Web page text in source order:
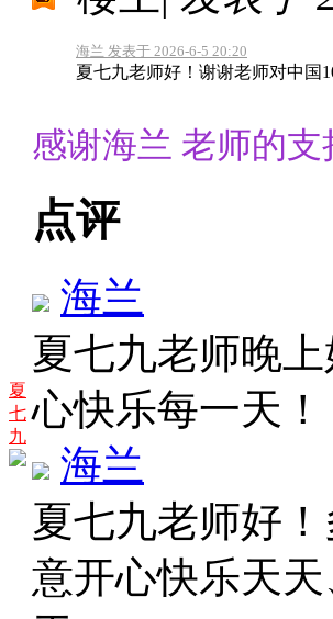
夏
七
九
海兰 发表于 2026-6-5 20:20
夏七九老师好！谢谢老师对中国
感谢海兰 老师的
点评
海兰
夏七九老师晚
心快乐每一天！
海兰
夏七九老师好
意开心快乐天